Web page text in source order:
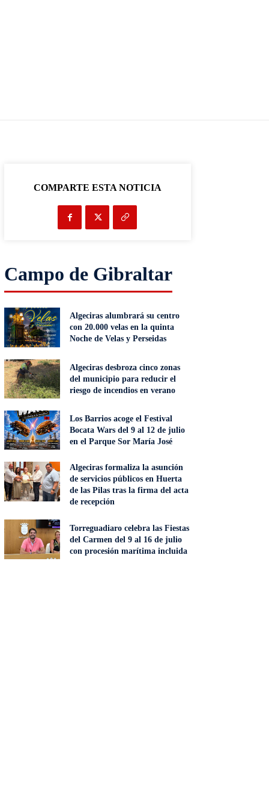
COMPARTE ESTA NOTICIA
Campo de Gibraltar
Algeciras alumbrará su centro
con 20.000 velas en la quinta
Noche de Velas y Perseidas
Algeciras desbroza cinco zonas
del municipio para reducir el
riesgo de incendios en verano
Los Barrios acoge el Festival
Bocata Wars del 9 al 12 de julio
en el Parque Sor María José
Algeciras formaliza la asunción
de servicios públicos en Huerta
de las Pilas tras la firma del acta
de recepción
Torreguadiaro celebra las Fiestas
del Carmen del 9 al 16 de julio
con procesión marítima incluida